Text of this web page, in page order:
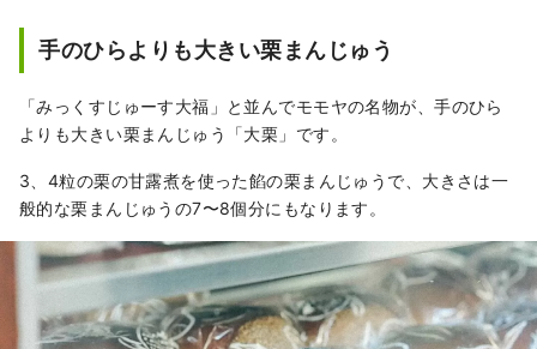
手のひらよりも大きい栗まんじゅう
「みっくすじゅーす大福」と並んでモモヤの名物が、手のひら
よりも大きい栗まんじゅう「大栗」です。
3、4粒の栗の甘露煮を使った餡の栗まんじゅうで、大きさは一
般的な栗まんじゅうの7〜8個分にもなります。